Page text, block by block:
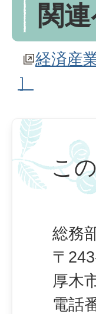
関
経済産
］
こ
総務
〒
厚木
電話